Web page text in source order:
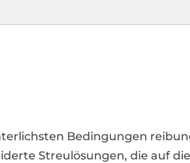
Bedingungen
Streulösungen, die auf die